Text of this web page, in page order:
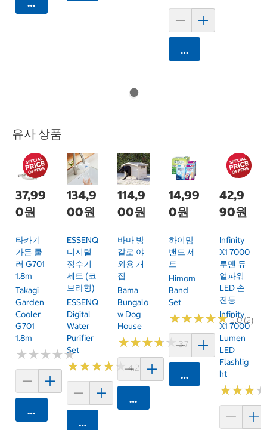
카트에 담기
카트에 담기
유사 상품
37,99
0원
타카기
가든 쿨
러 G701
1.8m
Takagi
Garden
Cooler
G701
1.8m
★★★★★
★★★★★
카트에 담기
134,9
00원
ESSENQ
디지털
정수기
세트 (코
브라형)
ESSENQ
Digital
Water
Purifier
Set
★★★★★
★★★★★4.2 (11)
카트에 담기
114,9
00원
바마 방
갈로 야
외용 개
집
Bama
Bungalo
W Dog
House
★★★★★
★★★★★3.7 (6)
카트에 담기
14,99
0원
하이맘
밴드 세
트
Himom
Band
Set
★★★★★
★★★★★ 5.0 (2)
카트에 담기
42,9
90원
Infinity
X1 7000
루멘 듀
얼파워
LED 손
전등
Infinity
X1 7000
Lumen
LED
Flashlig
Ht
★★★
★★★